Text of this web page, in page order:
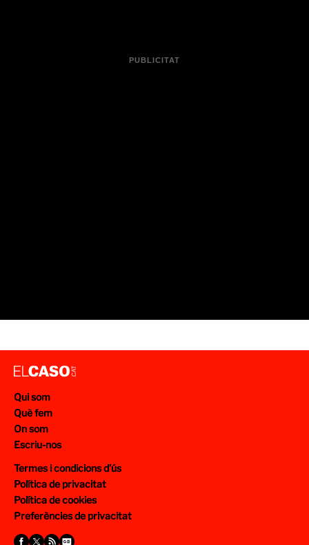
Qui som
Què fem
On som
Escriu-nos
Termes i condicions d’ús
Política de privacitat
Política de cookies
Preferències de privacitat